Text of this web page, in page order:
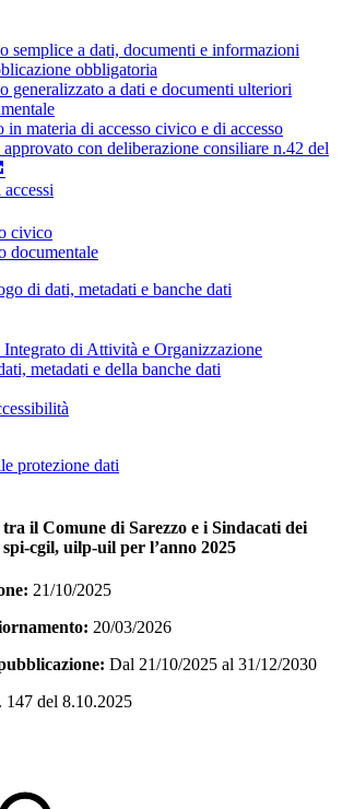
semplice a dati, documenti e informazioni
obbligatoria
generalizzato a dati e documenti ulteriori
in materia di accesso civico e di accesso
approvato con deliberazione consiliare n.42 del
civico
documentale
di dati, metadati e banche dati
di Attività e Organizzazione
metadati e della banche dati
protezione dati
il Comune di Sarezzo e i Sindacati dei
cgil, uilp-uil per l’anno 2025
21/10/2025
20/03/2026
Dal 21/10/2025 al 31/12/2030
147 del 8.10.2025